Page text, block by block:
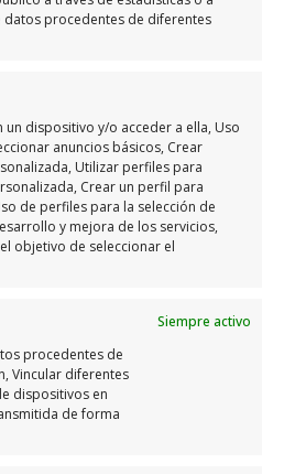
procedentes de diferentes
dispositivo y/o acceder a ella, Uso
anuncios básicos, Crear
Utilizar perfiles para
Crear un perfil para
de perfiles para la selección de
y mejora de los servicios,
objetivo de seleccionar el
Siempre activo
procedentes de
Vincular diferentes
dispositivos en
de forma
de EstacióN
Cepsa
Horario
6:00 a 22:00
6:00 a 22:00